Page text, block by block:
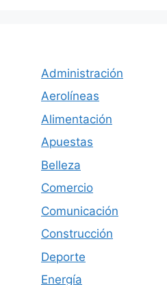
Administración
Aerolíneas
Alimentación
Apuestas
Belleza
Comercio
Comunicación
Construcción
Deporte
Energía